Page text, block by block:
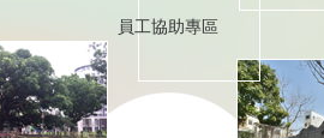
員工協助專區